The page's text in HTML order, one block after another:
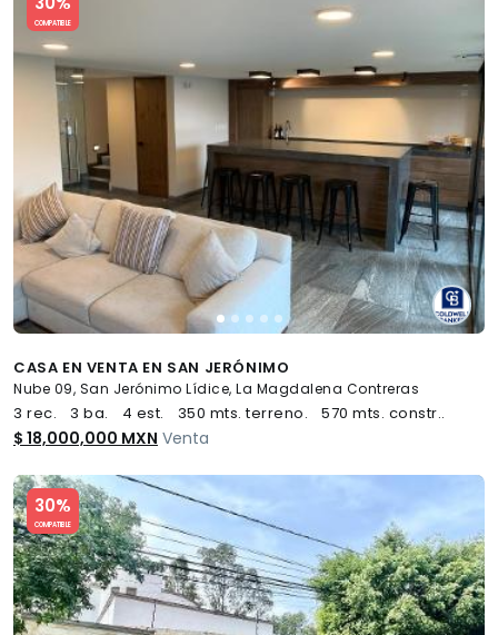
COMPATIBLE
CASA EN VENTA EN SAN JERÓNIMO
Nube 09, San Jerónimo Lídice, La Magdalena Contreras
3 rec. 3 ba. 4 est. 350 mts. terreno. 570 mts. constr..
$ 18,000,000 MXN Venta
30%
COMPATIBLE
Slide 1 of 5